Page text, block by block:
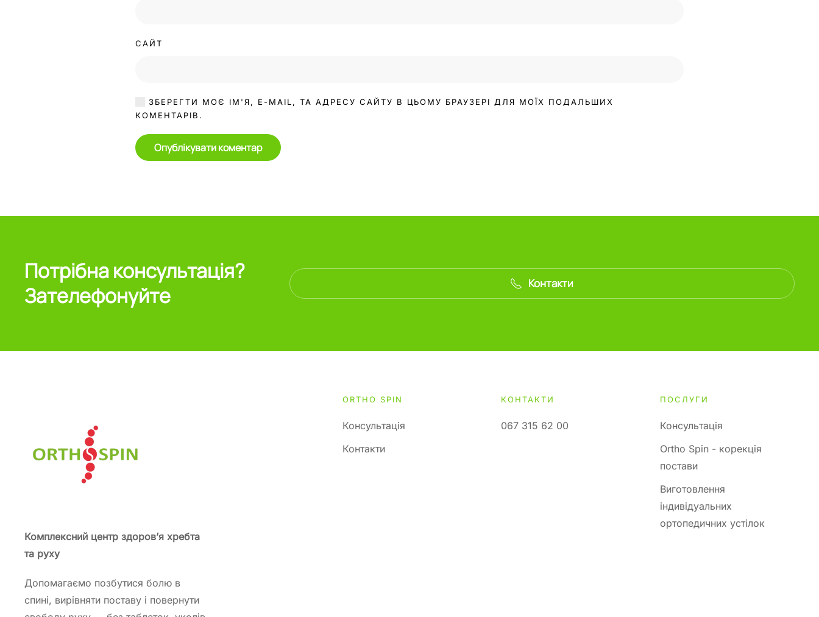
САЙТ
ЗБЕРЕГТИ МОЄ ІМ'Я, E-MAIL, ТА АДРЕСУ САЙТУ В ЦЬОМУ БРАУЗЕРІ ДЛЯ МОЇХ ПОДАЛЬШИХ
КОМЕНТАРІВ.
Опублікувати коментар
Потрібна консультація?
Зателефонуйте
Контакти
Комплексний центр здоров’я хребта
та руху
Допомагаємо позбутися болю в
спині, вирівняти поставу і повернути
ORTHO SPIN
Консультація
Контакти
КОНТАКТИ
067 315 62 00
ПОСЛУГИ
Консультація
Ortho Spin - корекція
постави
Виготовлення
індивідуальних
ортопедичних устілок